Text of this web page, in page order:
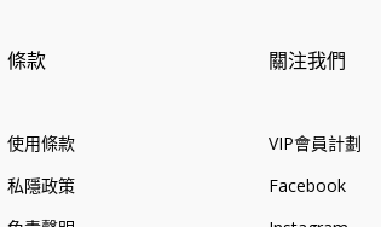
條款
使用條款
私隱政策
關注我們
VIP會員計劃
Facebook